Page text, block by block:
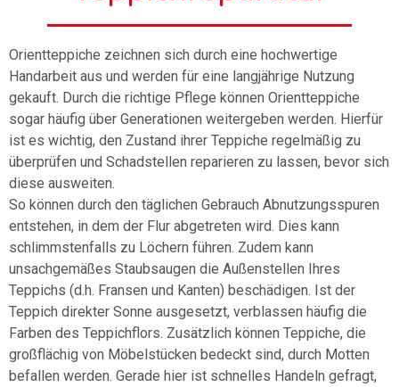
Orientteppiche zeichnen sich durch eine hochwertige
Handarbeit aus und werden für eine langjährige Nutzung
gekauft. Durch die richtige Pflege können Orientteppiche
sogar häufig über Generationen weitergeben werden. Hierfür
ist es wichtig, den Zustand ihrer Teppiche regelmäßig zu
überprüfen und Schadstellen reparieren zu lassen, bevor sich
diese ausweiten.
So können durch den täglichen Gebrauch Abnutzungsspuren
entstehen, in dem der Flur abgetreten wird. Dies kann
schlimmstenfalls zu Löchern führen. Zudem kann
unsachgemäßes Staubsaugen die Außenstellen Ihres
Teppichs (d.h. Fransen und Kanten) beschädigen. Ist der
Teppich direkter Sonne ausgesetzt, verblassen häufig die
Farben des Teppichflors. Zusätzlich können Teppiche, die
großflächig von Möbelstücken bedeckt sind, durch Motten
befallen werden. Gerade hier ist schnelles Handeln gefragt,